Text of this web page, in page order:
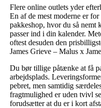
Flere online outlets yder
En af de mest moderne er
pakkeshop, hvor du så nemt
passer ind i din kalender.
oftest desuden den
James Grieve – Malus x
Du bør tillige påtænke at få
arbejdsplads.
pebret, men samtidig
fragtmulighed er uden tvivl
forudsætter at du er i kort